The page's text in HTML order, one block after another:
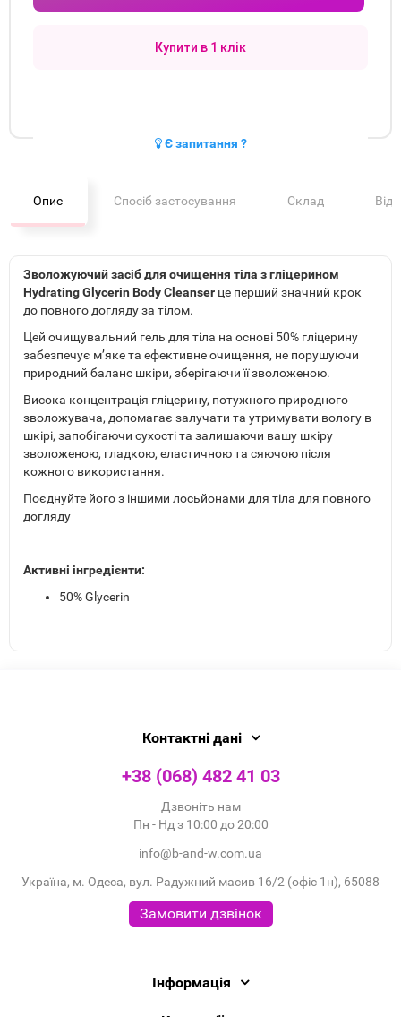
Купити в 1 клік
Є запитання ?
Опис Спосіб застосування Склад
Зволожуючий засіб для очищення тіла з гліцерином
Hydrating Glycerin Body Cleanser це перший значний крок
до повного догляду за тілом.
Цей очищувальний гель для тіла на основі 50% гліцерину
забезпечує м’яке та ефективне очищення, не порушуючи
природний баланс шкіри, зберігаючи її зволоженою.
Висока концентрація гліцерину, потужного природного
зволожувача, допомагає залучати та утримувати вологу в
шкірі, запобігаючи сухості та залишаючи вашу шкіру
зволоженою, гладкою, еластичною та сяючою після
кожного використання.
Поєднуйте його з іншими лосьйонами для тіла для повного
догляду
Активні інгредієнти:
50% Glycerin
Контактні дані
+38 (068) 482 41 03
Дзвоніть нам
Пн - Нд з 10:00 до 20:00
info@b-and-w.com.ua
Україна, м. Одеса, вул. Радужний масив 16/2 (офіс 1н), 65088
Замовити дзвінок
Інформація